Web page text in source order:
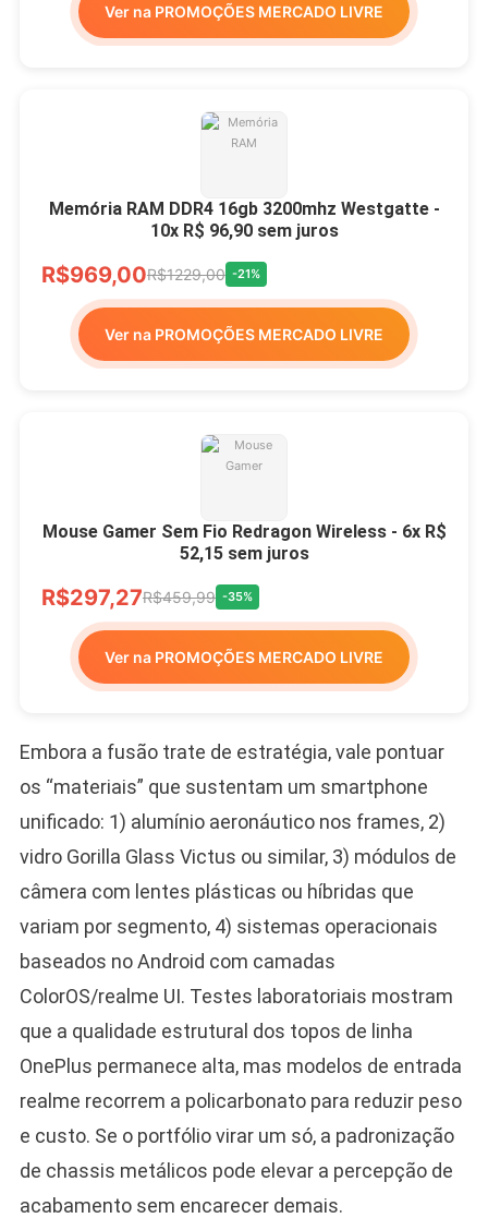
Ver na PROMOÇÕES MERCADO LIVRE
Memória RAM DDR4 16gb 3200mhz Westgatte -
10x R$ 96,90 sem juros
R$969,00R$1229,00 -21%
Ver na PROMOÇÕES MERCADO LIVRE
Mouse Gamer Sem Fio Redragon Wireless - 6x R$
52,15 sem juros
R$297,27R$459,99 -35%
Ver na PROMOÇÕES MERCADO LIVRE
Embora a fusão trate de estratégia, vale pontuar
os “materiais” que sustentam um smartphone
unificado: 1) alumínio aeronáutico nos frames, 2)
vidro Gorilla Glass Victus ou similar, 3) módulos de
câmera com lentes plásticas ou híbridas que
variam por segmento, 4) sistemas operacionais
baseados no Android com camadas
ColorOS/realme UI. Testes laboratoriais mostram
que a qualidade estrutural dos topos de linha
OnePlus permanece alta, mas modelos de entrada
realme recorrem a policarbonato para reduzir peso
e custo. Se o portfólio virar um só, a padronização
de chassis metálicos pode elevar a percepção de
acabamento sem encarecer demais.